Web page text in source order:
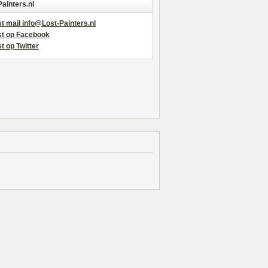
mail info@Lost-Painters.nl
op Facebook
op Twitter